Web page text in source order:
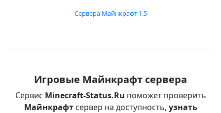
Сервера Майнкрафт 1.5
Игровые Майнкрафт сервера
Сервис Minecraft-Status.Ru поможет проверить
Майнкрафтсервер на доступность, узнать